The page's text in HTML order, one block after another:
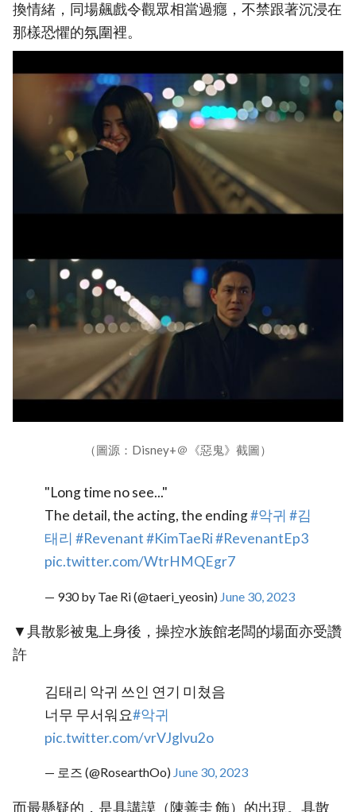
換情緒，同場飆戲令觀眾相當過癮，不禁跟著沉浸在
那樣恐懼的氛圍裡。
（圖源：Disney+＠《惡鬼》截圖）
"Long time no see..."
The detail, the acting, the ending#악귀 #김
태리 #Revenant#KimTaeRi#RevenantEp3
pic.twitter.com/WtrHMQEgr7
— 930 by Tae Ri (@taeri_yeosin) June 30, 2023
▼具散影被鬼上身後，操控水族館老闆的場面亦受讚
許
김태리 악귀 쓰인 연기 미쳤음
너무 무서워요#악귀
pic.twitter.com/vrVJglvu2o
— 로즈 (@RosearthOo) June 30, 2023
而最懸疑的，是具講謨（陳善圭 飾）的出現。具散